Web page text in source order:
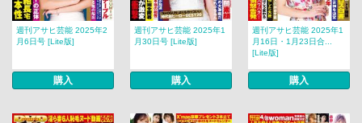
週刊アサヒ芸能 2025年2
月6日号 [Lite版]
購入
週刊アサヒ芸能 2025年1
月30日号 [Lite版]
購入
週刊アサヒ芸能 2025年1
月16日・1月23日合...
[Lite版]
購入